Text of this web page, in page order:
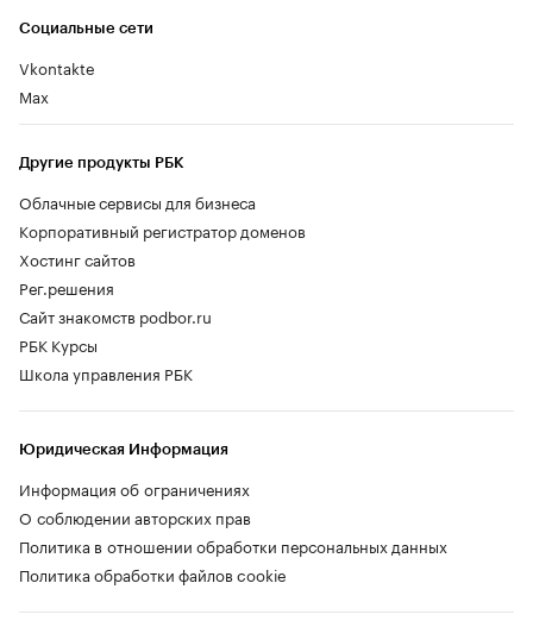
Социальные сети
Vkontakte
Max
Другие продукты РБК
Облачные сервисы для бизнеса
Корпоративный регистратор доменов
Хостинг сайтов
Рег.решения
Сайт знакомств podbor.ru
РБК Курсы
Школа управления РБК
Юридическая Информация
Информация об ограничениях
О соблюдении авторских прав
Политика в отношении обработки персональных данных
Политика обработки файлов cookie